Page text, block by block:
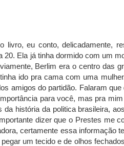
livro, eu conto, delicadamente,
Ela já tinha dormido com um
Berlim era o centro das
ido pra cama com uma
amigos do partidão. Falaram
para você, mas pra
história da politica brasileira,
dizer que o Prestes me
certamente essa informação
um tecido e de olhos